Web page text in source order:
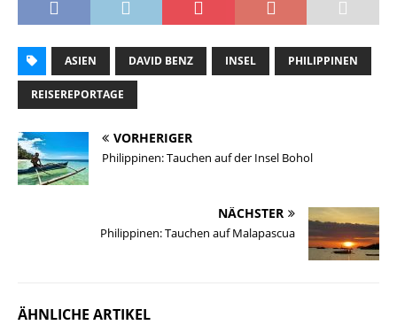
ASIEN DAVID BENZ INSEL PHILIPPINEN
REISEREPORTAGE
VORHERIGER
Philippinen: Tauchen auf der Insel Bohol
NÄCHSTER
Philippinen: Tauchen auf Malapascua
ÄHNLICHE ARTIKEL